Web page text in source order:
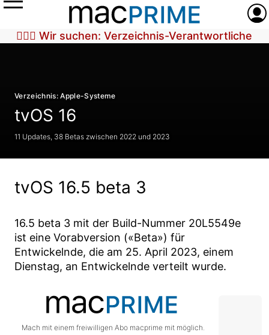
Menü
🕵🏼‍♀️ Wir suchen: Verzeichnis-Verantwortliche
Verzeichnis: Apple-Systeme
tvOS 16
11 Updates, 38 Betas zwischen 2022 und 2023
tvOS 16.5 beta 3
16.5 beta 3 mit der Build-Nummer 20L5549e
ist eine Vorabversion («Beta») für
Entwickelnde, die am 25. April 2023, einem
Dienstag, an Entwickelnde verteilt wurde.
Mach mit einem freiwilligen Abo macprime mit möglich.